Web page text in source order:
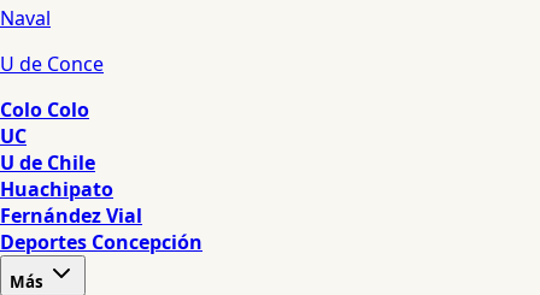
Naval
U de Conce
Colo Colo
UC
U de Chile
Huachipato
Fernández Vial
Deportes Concepción
Más